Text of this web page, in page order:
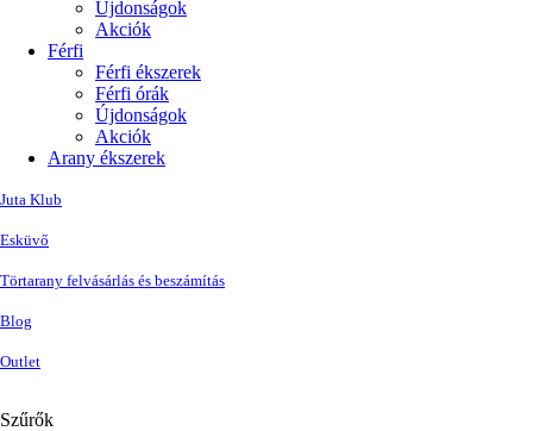
Újdonságok
Akciók
Férfi
Férfi ékszerek
Férfi órák
Újdonságok
Akciók
Arany ékszerek
Juta Klub
Esküvő
Törtarany felvásárlás és beszámítás
Blog
Outlet
Szűrők